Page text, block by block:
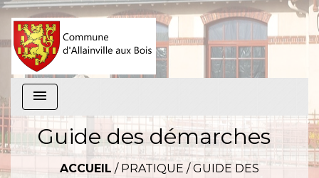
menu
Guide des démarches
ACCUEIL / PRATIQUE /GUIDE DES